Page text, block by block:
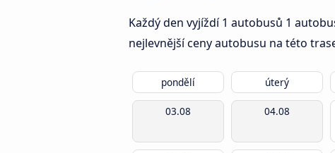
Každý den vyjíždí 1 autobusů 1
nejlevnější ceny autobusu na této
pondělí úterý
03.08 04.08